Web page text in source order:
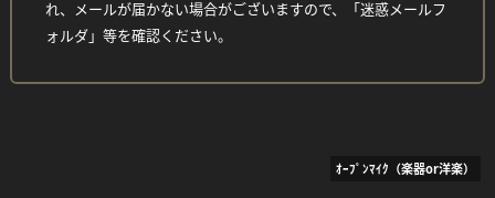
れ、メールが届かない場合がございますので、「迷惑メールフ
ォルダ」等を確認ください。
ｵｰﾌﾟﾝﾏｲｸ（楽器or洋楽）